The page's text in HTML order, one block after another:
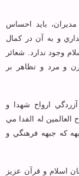
بايد احساس
و به آن در كمال
وجود ندارد. شعائر
و مرد و تظاهر بر
ارواح شهدا و
له الفدا مي
كه جبهه فرهنگي و
اسلام و قرآن عزيز